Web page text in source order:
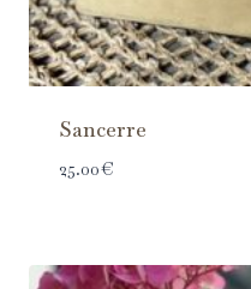
Sancerre
25.00€